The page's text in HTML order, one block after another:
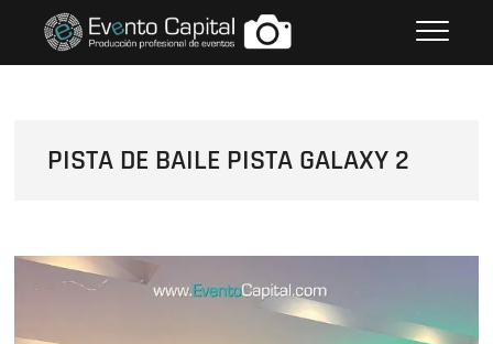
contenido
FOTOS GRUPO EMPRESARIAL
PISTA DE BAILE PISTA GALAXY 2